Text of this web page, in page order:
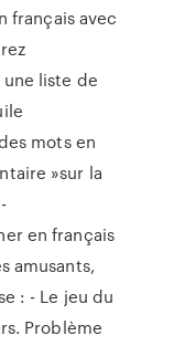
français avec
liste de
mots en
»sur la
en français
amusants,
: - Le jeu du
Problème